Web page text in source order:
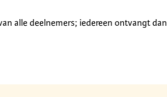
alle deelnemers; iedereen ontvangt dan